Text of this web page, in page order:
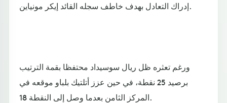
إدراك التعادل بهدف خاطف سجله القائد إيكر مونياين.
ورغم تعثره ظل ريال سوسيداد محتفظا بقمة الترتيب
برصيد 25 نقطة، في حين عزز أتلتيك بلباو موقعه في
المركز الثامن بعدما وصل إلى النقطة 18.